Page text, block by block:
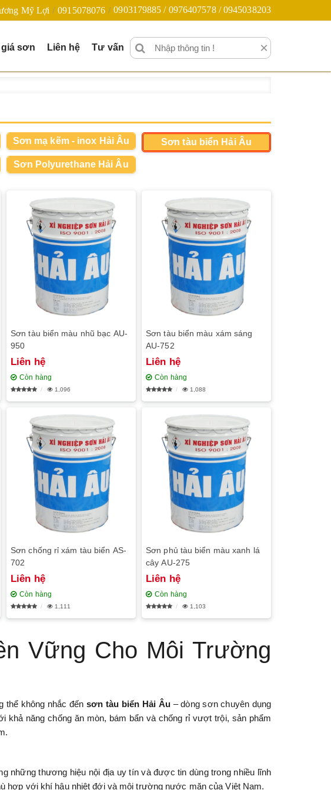
Mỹ Lợi 0915078076 0903179885 / 0976407578 / 0945038203
giá sơn Liên hệ Tư vấn ×
Sơn mạ kẽm - inox Hải Âu
Sơn Polyurethane Hải Âu
Sơn tàu biển Hải Âu
Sơn tàu biển màu nhũ bạc AU-
950
Liên hệ
Còn hàng
1,096
Sơn tàu biển màu xám sáng
AU-752
Liên hệ
Còn hàng
1,088
Sơn chống rỉ xám tàu biển AS-
702
Liên hệ
Còn hàng
1,111
Sơn phủ tàu biển màu xanh lá
cây AU-275
Liên hệ
Còn hàng
1,103
Vững Cho Môi Trường
thể không nhắc đến sơn tàu biển Hải Âu – dòng sơn chuyên dụng
khả năng chống ăn mòn, bám bẩn và chống rỉ vượt trội, sản phẩm
những thương hiệu nội địa uy tín và được tin dùng trong nhiều lĩnh
hợp với khí hậu nhiệt đới và môi trường nước mặn của Việt Nam.